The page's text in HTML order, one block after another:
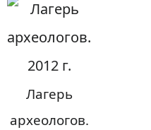
Лагерь
археологов.